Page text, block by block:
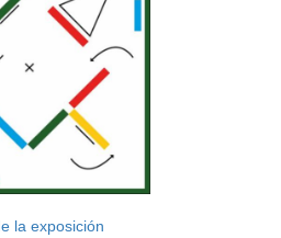
la exposición